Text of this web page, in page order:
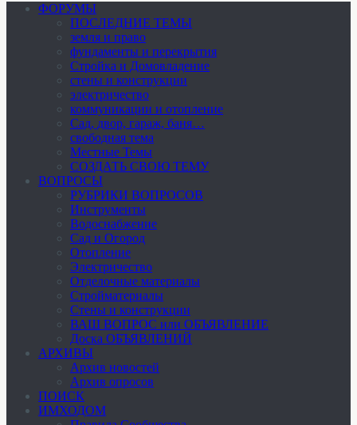
ФОРУМЫ
ПОСЛЕДНИЕ ТЕМЫ
земля и право
фундаменты и перекрытия
Стройка и Домовладение
стены и конструкции
электричество
коммуникации и отопление
Cад, двор, гараж, баня…
свободная тема
Местные Темы
СОЗДАТЬ СВОЮ ТЕМУ
ВОПРОСЫ
РУБРИКИ ВОПРОСОВ
Инструменты
Водоснабжение
Сад и Огород
Отопление
Электричество
Отделочные материалы
Стройматериалы
Стены и конструкции
ВАШ ВОПРОС или ОБЪЯВЛЕНИЕ
Доска ОБЪЯВЛЕНИЙ
АРХИВЫ
Архив новостей
Архив опросов
ПОИСК
ИМХОДОМ